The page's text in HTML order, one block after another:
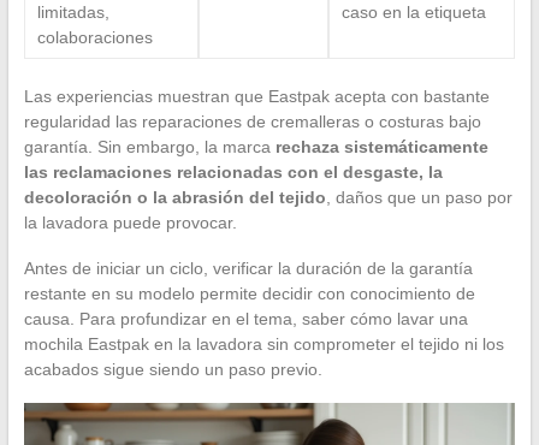
limitadas,
colaboraciones
caso en la etiqueta
Las experiencias muestran que Eastpak acepta con bastante
regularidad las reparaciones de cremalleras o costuras bajo
garantía. Sin embargo, la marca rechaza sistemáticamente
las reclamaciones relacionadas con el desgaste, la
decoloración o la abrasión del tejido , daños que un paso por
la lavadora puede provocar.
Antes de iniciar un ciclo, verificar la duración de la garantía
restante en su modelo permite decidir con conocimiento de
causa. Para profundizar en el tema, saber cómo lavar una
mochila Eastpak en la lavadora sin comprometer el tejido ni los
acabados sigue siendo un paso previo.